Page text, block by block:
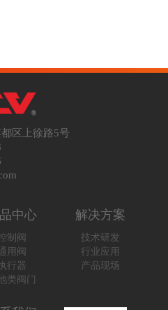
区上徐路5号
中心
制阀
用阀
行器
类阀门
解决方案
技术研发
行业应用
产品现场